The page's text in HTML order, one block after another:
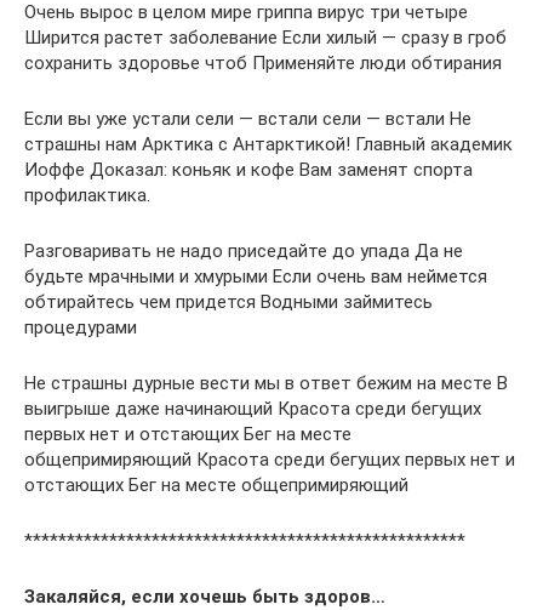
Очень вырос в целом мире гриппа вирус три четыре
Ширится растет заболевание Если хилый — сразу в гроб
сохранить здоровье чтоб Применяйте люди обтирания
Если вы уже устали сели — встали сели — встали Не
страшны нам Арктика с Антарктикой! Главный академик
Иоффе Доказал: коньяк и кофе Вам заменят спорта
профилактика.
Разговаривать не надо приседайте до упада Да не
будьте мрачными и хмурыми Если очень вам неймется
обтирайтесь чем придется Водными займитесь
процедурами
Не страшны дурные вести мы в ответ бежим на месте В
выигрыше даже начинающий Красота среди бегущих
первых нет и отстающих Бег на месте
общепримиряющий Красота среди бегущих первых нет и
отстающих Бег на месте общепримиряющий
****************************************************
Закаляйся, если хочешь быть здоров…